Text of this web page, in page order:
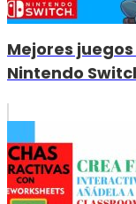
Mejores
Nintendo